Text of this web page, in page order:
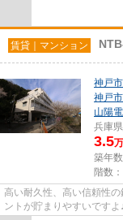
賃貸｜マンション
神戸
神戸
山陽
兵庫県
3.5
築年
階数
高い耐久性、高い信頼性
ントが貯まりやすいです